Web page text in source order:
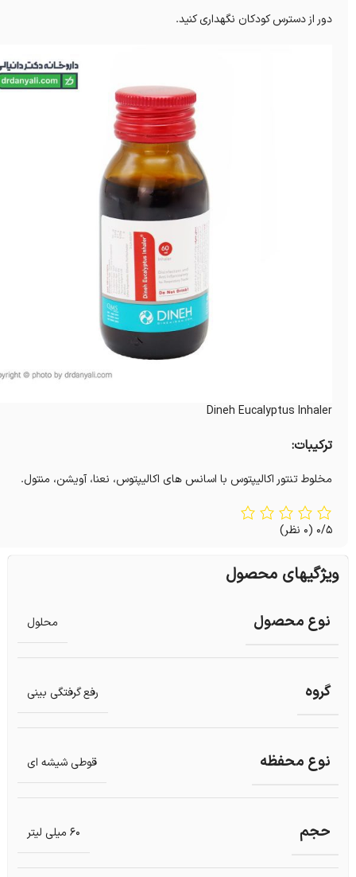
دور از دسترس کودکان نگهداری کنید.
Dineh Eucalyptus Inhaler
ترکیبات:
مخلوط تنتور اکالیپتوس با اسانس های اکالیپتوس، نعنا، آویشن، منتول.
0/5 (0 نظر)
ویژگیهای محصول
نوع محصول محلول
گروه رفع گرفتگی بینی
نوع محفظه قوطی شیشه ای
حجم 60 میلی لیتر